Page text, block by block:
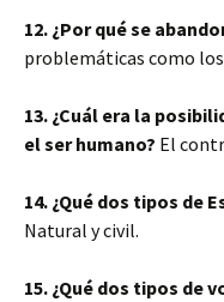
12. ¿Por qué se
problemáticas como
13. ¿Cuál era la
el ser humano? El
14. ¿Qué dos tipos de
Natural y civil.
15. ¿Qué dos tipos de